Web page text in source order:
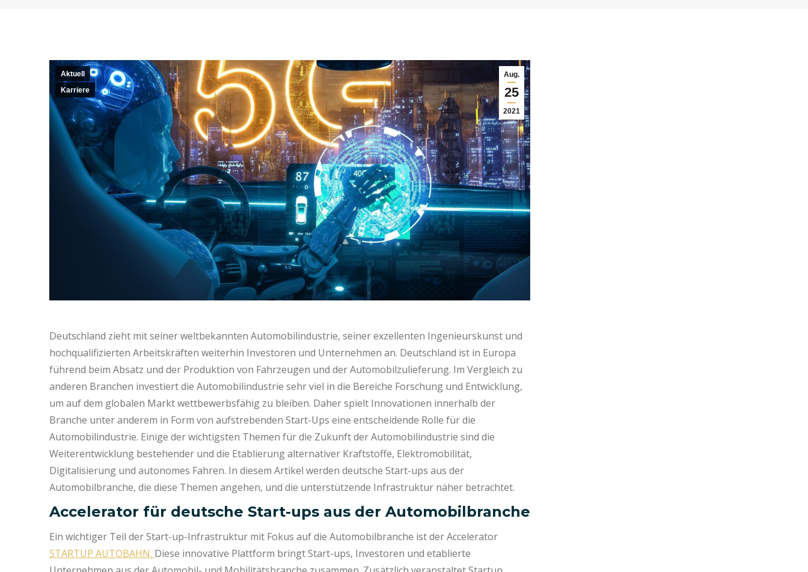
Aug.
25
2021
Aktuell
Karriere
Deutschland zieht mit seiner weltbekannten Automobilindustrie, seiner exzellenten Ingenieurskunst und
hochqualifizierten Arbeitskräften weiterhin Investoren und Unternehmen an. Deutschland ist in Europa
führend beim Absatz und der Produktion von Fahrzeugen und der Automobilzulieferung. Im Vergleich zu
anderen Branchen investiert die Automobilindustrie sehr viel in die Bereiche Forschung und Entwicklung,
um auf dem globalen Markt wettbewerbsfähig zu bleiben. Daher spielt Innovationen innerhalb der
Branche unter anderem in Form von aufstrebenden Start-Ups eine entscheidende Rolle für die
Automobilindustrie. Einige der wichtigsten Themen für die Zukunft der Automobilindustrie sind die
Weiterentwicklung bestehender und die Etablierung alternativer Kraftstoffe, Elektromobilität,
Digitalisierung und autonomes Fahren. In diesem Artikel werden deutsche Start-ups aus der
Automobilbranche, die diese Themen angehen, und die unterstützende Infrastruktur näher betrachtet.
Accelerator für deutsche Start-ups aus der Automobilbranche
Ein wichtiger Teil der Start-up-Infrastruktur mit Fokus auf die Automobilbranche ist der Accelerator
STARTUP AUTOBAHN. Diese innovative Plattform bringt Start-ups, Investoren und etablierte